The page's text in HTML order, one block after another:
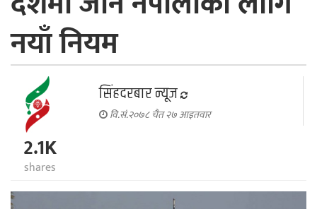
नयाँ नियम
सिंहदरबार न्यूज
वि.सं.२०७८ चैत २७ आइतवार
2.1K
shares